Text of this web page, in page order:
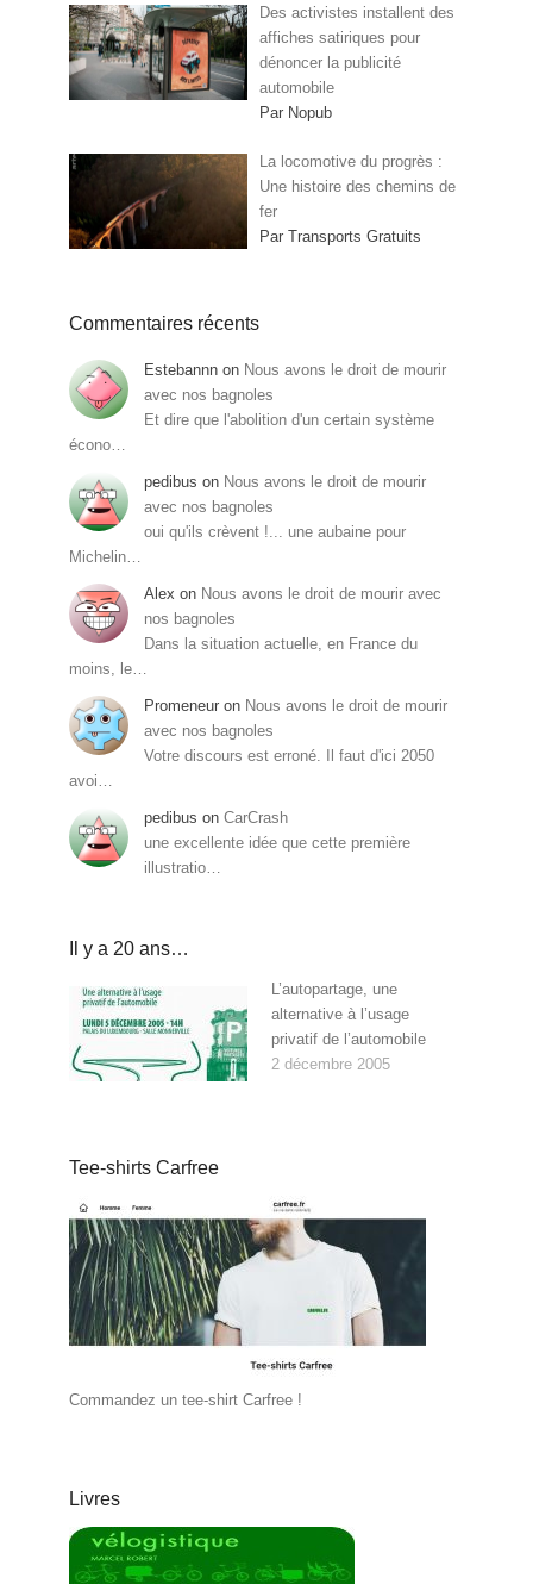
Des activistes installent des
affiches satiriques pour
dénoncer la publicité
automobile
Par Nopub
La locomotive du progrès :
Une histoire des chemins de
fer
Par Transports Gratuits
Commentaires récents
Estebannn on Nous avons le droit de mourir
avec nos bagnoles
Et dire que l'abolition d'un certain système
écono…
pedibus on Nous avons le droit de mourir
avec nos bagnoles
oui qu'ils crèvent !... une aubaine pour
Michelin…
Alex on Nous avons le droit de mourir avec
nos bagnoles
Dans la situation actuelle, en France du
moins, le…
Promeneur on Nous avons le droit de mourir
avec nos bagnoles
Votre discours est erroné. Il faut d'ici 2050
avoi…
pedibus on CarCrash
une excellente idée que cette première
illustratio…
Il y a 20 ans…
L’autopartage, une
alternative à l’usage
privatif de l’automobile
2 décembre 2005
Tee-shirts Carfree
Commandez un tee-shirt Carfree !
Livres